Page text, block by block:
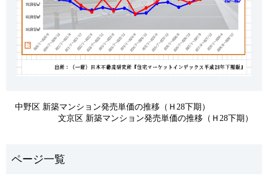
中野区 新築マンション発売単価の推移（Ｈ28下期）
文京区 新築マンション発売単価の推移（Ｈ28下期）